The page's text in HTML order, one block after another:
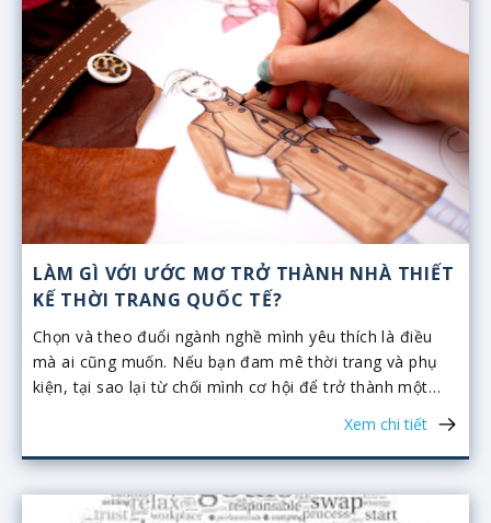
hoạt động nổi bật gây được nhiều tiếng vang nhất.
LÀM GÌ VỚI ƯỚC MƠ TRỞ THÀNH NHÀ THIẾT
KẾ THỜI TRANG QUỐC TẾ?
Chọn và theo đuổi ngành nghề mình yêu thích là điều
mà ai cũng muốn. Nếu bạn đam mê thời trang và phụ
kiện, tại sao lại từ chối mình cơ hội để trở thành một
Xem chi tiết